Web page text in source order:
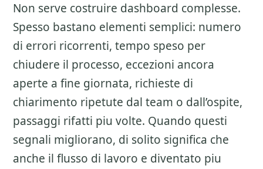
Non serve costruire dashboard complesse.
Spesso bastano elementi semplici: numero
di errori ricorrenti, tempo speso per
chiudere il processo, eccezioni ancora
aperte a fine giornata, richieste di
chiarimento ripetute dal team o dall’ospite,
passaggi rifatti piu volte. Quando questi
segnali migliorano, di solito significa che
anche il flusso di lavoro e diventato piu